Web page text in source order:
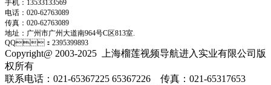
手机：13533133569
电话：020-62763089
传真：020-62763089
地址： 广州市广州大道南964号C区813室.
QQ：2395399893
Copyright@ 2003-2025 上海榴莲视频导航进入实业有限公司 版
权所有
联系电话：021-65367225 65367226 传真：021-65317653